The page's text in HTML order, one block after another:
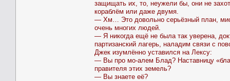
защищать их, то, неужели бы, они не
кораблём или даже двумя.
— Хм… Это довольно серьёзный план,
очень многих людей.
— Я никогда ещё не была так уверена,
партизанский лагерь, наладим связи с
Джек изумлённо уставился на Лексу:
— Вы про мо-алем Блад? Наставницу
правителя этих земель?
— Вы знаете её?